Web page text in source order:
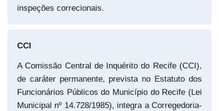
inspeções correcionais.
CCI
A Comissão Central de Inquérito do Recife (CCI),
de caráter permanente, prevista no Estatuto dos
Funcionários Públicos do Município do Recife (Lei
Municipal nº 14.728/1985), integra a Corregedoria-